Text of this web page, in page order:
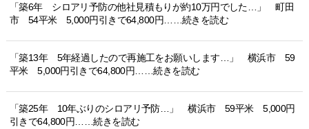
「築6年 シロアリ予防の他社見積もりが約10万円でした…」 町田
市 54平米 5,000円引きで64,800円……続きを読む
「築13年 5年経過したので再施工をお願いします…」 横浜市 59
平米 5,000円引きで64,800円……続きを読む
「築25年 10年ぶりのシロアリ予防…」 横浜市 59平米 5,000円
引きで64,800円……続きを読む